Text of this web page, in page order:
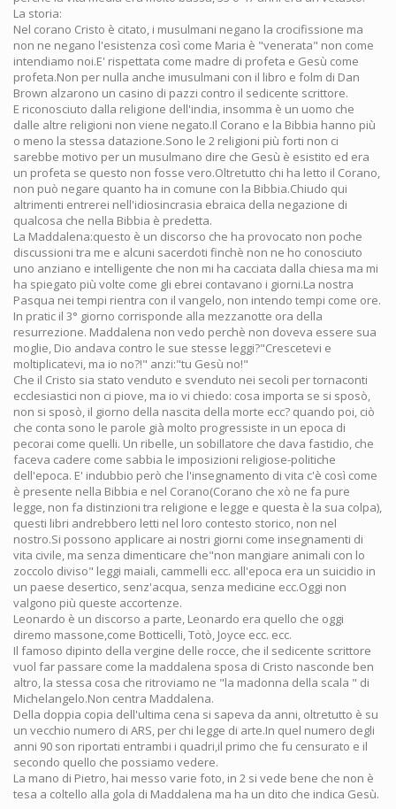
La storia:
Nel corano Cristo è citato, i musulmani negano la crocifissione ma
non ne negano l'esistenza così come Maria è "venerata" non come
intendiamo noi.E' rispettata come madre di profeta e Gesù come
profeta.Non per nulla anche imusulmani con il libro e folm di Dan
Brown alzarono un casino di pazzi contro il sedicente scrittore.
E riconosciuto dalla religione dell'india, insomma è un uomo che
dalle altre religioni non viene negato.Il Corano e la Bibbia hanno più
o meno la stessa datazione.Sono le 2 religioni più forti non ci
sarebbe motivo per un musulmano dire che Gesù è esistito ed era
un profeta se questo non fosse vero.Oltretutto chi ha letto il Corano,
non può negare quanto ha in comune con la Bibbia.Chiudo qui
altrimenti entrerei nell'idiosincrasia ebraica della negazione di
qualcosa che nella Bibbia è predetta.
La Maddalena:questo è un discorso che ha provocato non poche
discussioni tra me e alcuni sacerdoti finchè non ne ho conosciuto
uno anziano e intelligente che non mi ha cacciata dalla chiesa ma mi
ha spiegato più volte come gli ebrei contavano i giorni.La nostra
Pasqua nei tempi rientra con il vangelo, non intendo tempi come ore.
In pratic il 3° giorno corrisponde alla mezzanotte ora della
resurrezione. Maddalena non vedo perchè non doveva essere sua
moglie, Dio andava contro le sue stesse leggi?"Crescetevi e
moltiplicatevi, ma io no?!" anzi:"tu Gesù no!"
Che il Cristo sia stato venduto e svenduto nei secoli per tornaconti
ecclesiastici non ci piove, ma io vi chiedo: cosa importa se si sposò,
non si sposò, il giorno della nascita della morte ecc? quando poi, ciò
che conta sono le parole già molto progressiste in un epoca di
pecorai come quelli. Un ribelle, un sobillatore che dava fastidio, che
faceva cadere come sabbia le imposizioni religiose-politiche
dell'epoca. E' indubbio però che l'insegnamento di vita c'è così come
è presente nella Bibbia e nel Corano(Corano che xò ne fa pure
legge, non fa distinzioni tra religione e legge e questa è la sua colpa),
questi libri andrebbero letti nel loro contesto storico, non nel
nostro.Si possono applicare ai nostri giorni come insegnamenti di
vita civile, ma senza dimenticare che"non mangiare animali con lo
zoccolo diviso" leggi maiali, cammelli ecc. all'epoca era un suicidio in
un paese desertico, senz'acqua, senza medicine ecc.Oggi non
valgono più queste accortenze.
Leonardo è un discorso a parte, Leonardo era quello che oggi
diremo massone,come Botticelli, Totò, Joyce ecc. ecc.
Il famoso dipinto della vergine delle rocce, che il sedicente scrittore
vuol far passare come la maddalena sposa di Cristo nasconde ben
altro, la stessa cosa che ritroviamo ne "la madonna della scala " di
Michelangelo.Non centra Maddalena.
Della doppia copia dell'ultima cena si sapeva da anni, oltretutto è su
un vecchio numero di ARS, per chi legge di arte.In quel numero degli
anni 90 son riportati entrambi i quadri,il primo che fu censurato e il
secondo quello che possiamo vedere.
La mano di Pietro, hai messo varie foto, in 2 si vede bene che non è
tesa a coltello alla gola di Maddalena ma ha un dito che indica Gesù.